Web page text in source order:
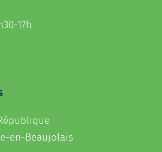
17h
en-Beaujolais